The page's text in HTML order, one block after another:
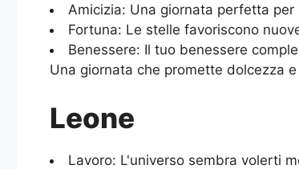
Amicizia: Una giornata perfetta
Fortuna: Le stelle favoriscono
Benessere: Il tuo benessere
Una giornata che promette dolcezza
Leone
Lavoro: L'universo sembra volerti